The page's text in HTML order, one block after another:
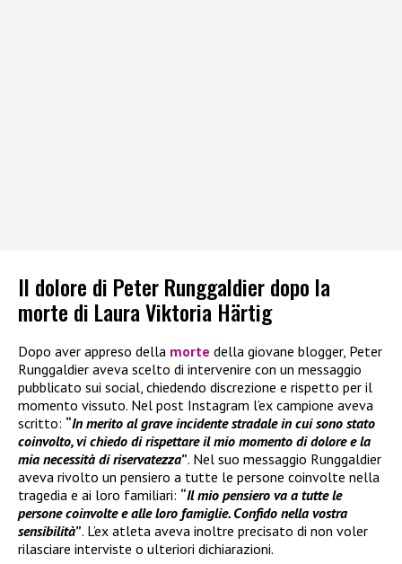
Il dolore di Peter Runggaldier dopo la
morte di Laura Viktoria Härtig
Dopo aver appreso della morte della giovane blogger, Peter
Runggaldier aveva scelto di intervenire con un messaggio
pubblicato sui social, chiedendo discrezione e rispetto per il
momento vissuto. Nel post Instagram l’ex campione aveva
scritto: “In merito al grave incidente stradale in cui sono stato
coinvolto, vi chiedo di rispettare il mio momento di dolore e la
mia necessità di riservatezza”. Nel suo messaggio Runggaldier
aveva rivolto un pensiero a tutte le persone coinvolte nella
tragedia e ai loro familiari: “Il mio pensiero va a tutte le
persone coinvolte e alle loro famiglie. Confido nella vostra
sensibilità”. L’ex atleta aveva inoltre precisato di non voler
rilasciare interviste o ulteriori dichiarazioni.